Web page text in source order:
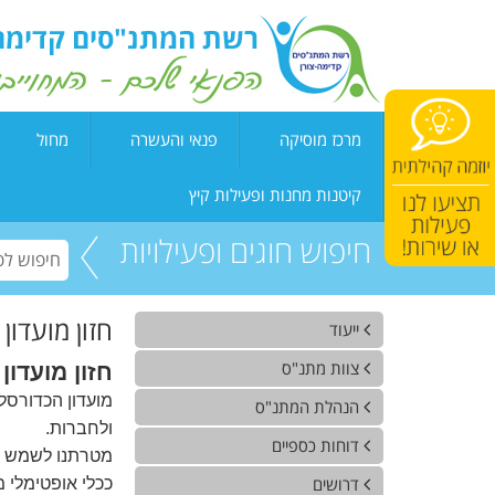
מרכז מוסיקה
קונסרבטוריון
בית ספר מנגן
פנאי והעשרה
אומנויות הבמה
אומנות ויצירה
חוגי העשרה
מחול
מחול בוגרים
אורבן פלייס
קיטנות מחנות ופעילות קיץ
פעילות SUMMER נוער
מיוחדים
חיפוש חוגים ופעילויות
ייעוד
צוות מתנ"ס
הנהלת המתנ"ס
דוחות כספיים
דרושים
חזון
חזון
מועדון
ולחברות.
מטרתנו לשמש
ככלי